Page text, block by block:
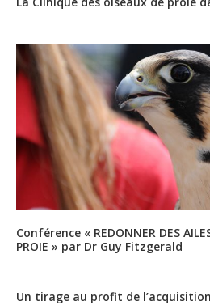
Conférence « REDONNER DES
PROIE » par Dr Guy Fitzgerald
Un tirage au profit de